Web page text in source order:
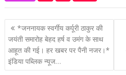
P
o
s
t
*जननायक स्वर्गीय कर्पूरी ठाकुर की
जयंती समारोह बेहद हर्ष व उमंग के साथ
आहूत की गई। हर खबर पर पैनी नजर।*
इंडिया पब्लिक न्यूज…